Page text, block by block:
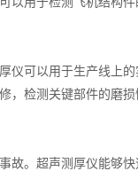
可以用于生产线上的
，检测关键部件的磨
。超声测厚仪能够快